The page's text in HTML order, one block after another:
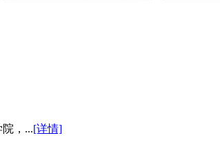
，...[详情]